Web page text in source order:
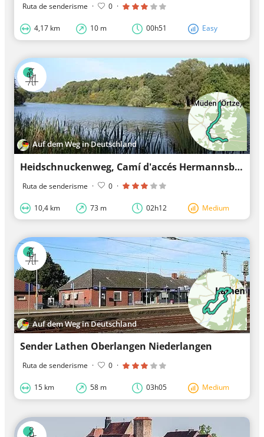
Ruta de senderisme · 0 ·
4,17 km 10 m 00h51 Easy
Auf dem Weg in Deutschland
Heidschnuckenweg, Camí d'accés Hermannsburg (Variant de l'etapa 11)
Ruta de senderisme · 0 ·
10,4 km 73 m 02h12 Medium
Auf dem Weg in Deutschland
Sender Lathen Oberlangen Niederlangen
Ruta de senderisme · 0 ·
15 km 58 m 03h05 Medium